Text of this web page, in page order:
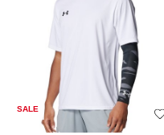
SALE